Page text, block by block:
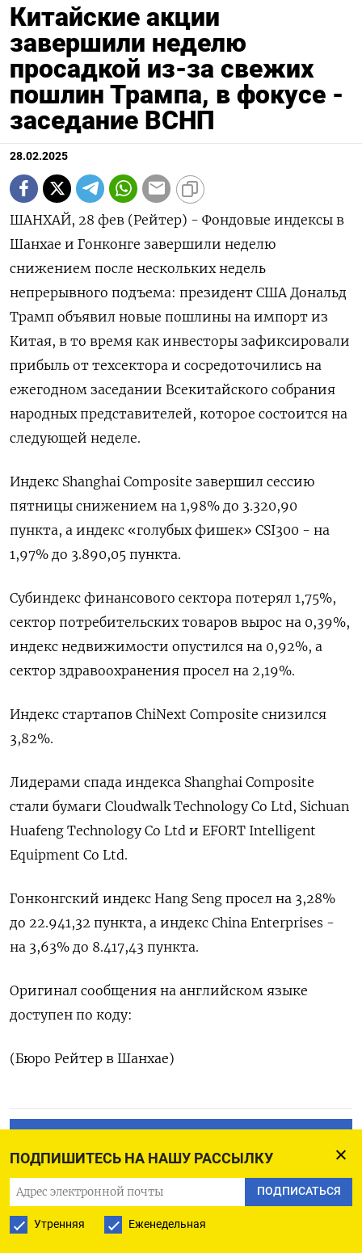
ПОДПИШИТЕСЬ НА НАШУ РАССЫЛКУ
ПОДПИСАТЬСЯ
Утренняя Еженедельная
Китайские акции
завершили неделю
просадкой из-за свежих
пошлин Трампа, в фокусе -
заседание ВСНП
28.02.2025
ШАНХАЙ, 28 фев (Рейтер) - Фондовые индексы в
Шанхае и Гонконге завершили неделю
снижением после нескольких недель
непрерывного подъема: президент США Дональд
Трамп объявил новые пошлины на импорт из
Китая, в то время как инвесторы зафиксировали
прибыль от техсектора и сосредоточились на
ежегодном заседании Всекитайского собрания
народных представителей, которое состоится на
следующей неделе.
Индекс Shanghai Composite завершил сессию
пятницы снижением на 1,98% до 3.320,90
пункта, а индекс «голубых фишек» CSI300 - на
1,97% до 3.890,05 пункта.
Субиндекс финансового сектора потерял 1,75%,
сектор потребительских товаров вырос на 0,39%,
индекс недвижимости опустился на 0,92%​, а
сектор здравоохранения просел на 2,19%.
Индекс стартапов ChiNext Composite снизился
3,82%.
Лидерами спада индекса Shanghai Composite
стали бумаги Cloudwalk Technology Co Ltd, Sichuan
Huafeng Technology Co Ltd и EFORT Intelligent
Equipment Co Ltd.
Гонконгский индекс Hang Seng просел на 3,28%
до 22.941,32​ пункта, а индекс China Enterprises -
на 3,63% до 8.417,43 пункта.
Оригинал сообщения на английском языке
доступен по коду:
(Бюро Рейтер в Шанхае)
ПОДПИСАТЬСЯ В GOOGLE